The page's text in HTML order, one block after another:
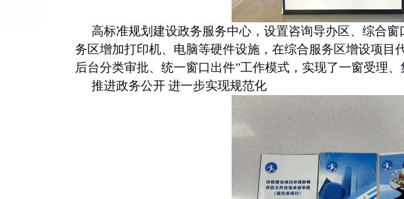
高标准规划建设政务服务中心，设置咨询导办区、综合
务区增加打印机、电脑等硬件设施，在综合服务区增设项目
后台分类审批、统一窗口出件”工作模式，实现了一窗受理、
推进政务公开 进一步实现规范化